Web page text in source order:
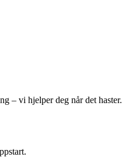
– vi hjelper deg når det haster.